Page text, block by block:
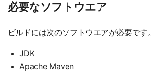
必要なソフトウエア
ビルドには次のソフトウエアが必要です。
JDK
Apache Maven